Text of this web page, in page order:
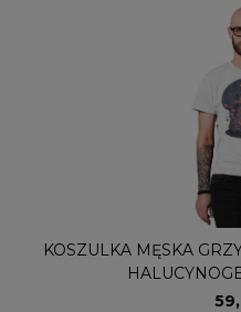
KOSZULKA MĘSKA